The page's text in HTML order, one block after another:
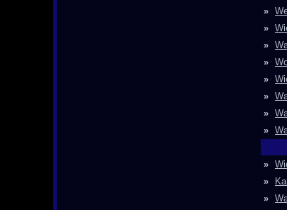
»
»
»
»
»
»
»
»
»
»
»